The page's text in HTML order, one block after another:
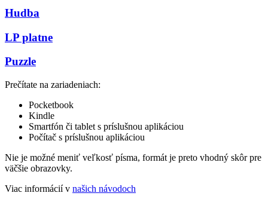
Hudba
LP platne
Puzzle
Prečítate na zariadeniach:
Pocketbook
Kindle
Smartfón či tablet s príslušnou aplikáciou
Počítač s príslušnou aplikáciou
Nie je možné meniť veľkosť písma, formát je preto vhodný skôr pre
väčšie obrazovky.
Viac informácií v našich návodoch